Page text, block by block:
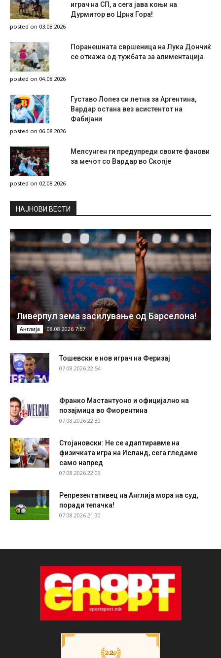
играч на СП, а сега јава коњи на
Дурмитор во Црна Гора!
posted on 03.08.2026
Поранешната свршеница на Лука Дончиќ
се откажа од тужбата за алиментација
posted on 04.08.2026
Густаво Лопез си летна за Аргентина,
Вардар остана вез асистентот на
Фабијани
posted on 06.08.2026
Мелсунген ги предупреди своите фанови
за мечот со Вардар во Скопје
posted on 02.08.2026
НAЈНОВИ ВЕСТИ
Ливерпул зема засилување од Барселона!
Англија 08.08.2026 7:57
Тошевски е нов играч на Феризај
07.08.2026 22:54
Франко Мастантуоно и официјално на
позајмица во Фиорентина
07.08.2026 22:30
Стојановски: Не се адаптиравме на
физичката игра на Исланд, сега гледаме
само напред
07.08.2026 22:09
Репрезентативец на Англија мора на суд,
поради тепачка!
07.08.2026 21:30